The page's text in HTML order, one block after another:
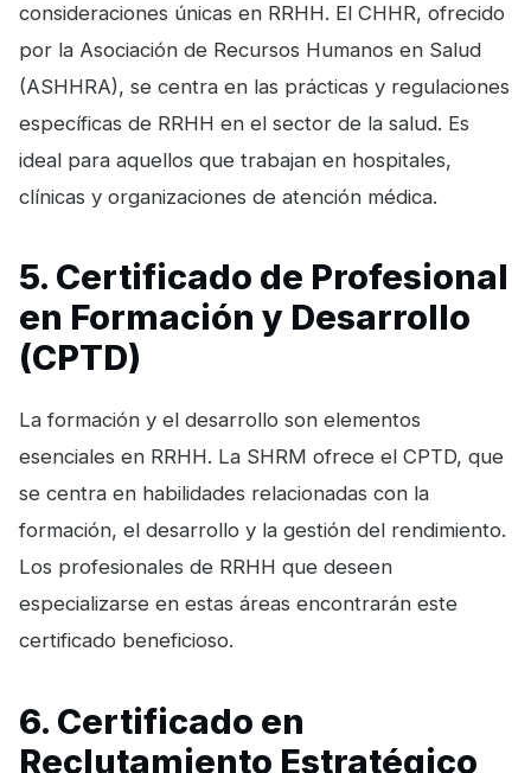
consideraciones únicas en RRHH. El CHHR, ofrecido
por la Asociación de Recursos Humanos en Salud
(ASHHRA), se centra en las prácticas y regulaciones
específicas de RRHH en el sector de la salud. Es
ideal para aquellos que trabajan en hospitales,
clínicas y organizaciones de atención médica.
5. Certificado de Profesional
en Formación y Desarrollo
(CPTD)
La formación y el desarrollo son elementos
esenciales en RRHH. La SHRM ofrece el CPTD, que
se centra en habilidades relacionadas con la
formación, el desarrollo y la gestión del rendimiento.
Los profesionales de RRHH que deseen
especializarse en estas áreas encontrarán este
certificado beneficioso.
6. Certificado en
Reclutamiento Estratégico